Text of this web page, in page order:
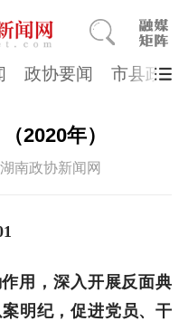
政协要闻 市县政协
2020年）
南政协新闻网
用，深入开展反面典
明纪，促进党员、干